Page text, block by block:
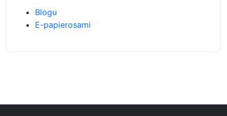
Blogu
E-papierosami